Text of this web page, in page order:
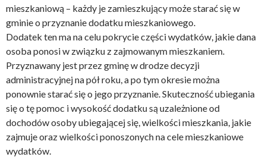
mieszkaniową – każdy je zamieszkujący może starać się w
gminie o przyznanie dodatku mieszkaniowego.
Dodatek ten ma na celu pokrycie części wydatków, jakie dana
osoba ponosi w związku z zajmowanym mieszkaniem.
Przyznawany jest przez gminę w drodze decyzji
administracyjnej na pół roku, a po tym okresie można
ponownie starać się o jego przyznanie. Skuteczność ubiegania
się o tę pomoc i wysokość dodatku są uzależnione od
dochodów osoby ubiegającej się, wielkości mieszkania, jakie
zajmuje oraz wielkości ponoszonych na cele mieszkaniowe
wydatków.